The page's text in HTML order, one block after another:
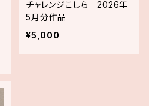
チャレンジこしら 2026年
5月分作品
¥5,000